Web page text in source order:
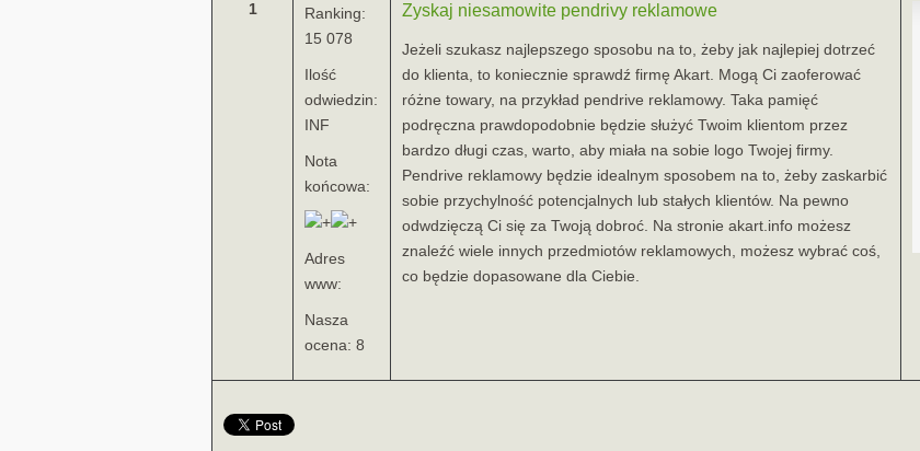
1
Ranking:
15 078
Ilość
odwiedzin:
INF
Nota
końcowa:
Adres
www:
Nasza
ocena: 8
Zyskaj niesamowite pendrivy reklamowe
Jeżeli szukasz najlepszego sposobu na to, żeby jak najlepiej dotrzeć
do klienta, to koniecznie sprawdź firmę Akart. Mogą Ci zaoferować
różne towary, na przykład pendrive reklamowy. Taka pamięć
podręczna prawdopodobnie będzie służyć Twoim klientom przez
bardzo długi czas, warto, aby miała na sobie logo Twojej firmy.
Pendrive reklamowy będzie idealnym sposobem na to, żeby zaskarbić
sobie przychylność potencjalnych lub stałych klientów. Na pewno
odwdzięczą Ci się za Twoją dobroć. Na stronie akart.info możesz
znaleźć wiele innych przedmiotów reklamowych, możesz wybrać coś,
co będzie dopasowane dla Ciebie.